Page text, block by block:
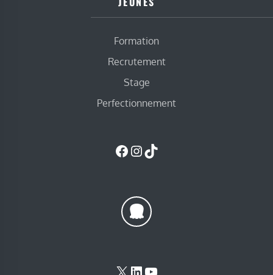
Formation
Recrutement
Stage
Perfectionnement
Facebook
Instagram
TikTok
X LinkedIn
YouTube